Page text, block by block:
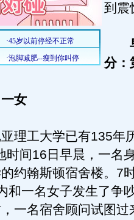
到震
分：
女
工大学已有135年
时间16日早晨，一名
约翰斯顿宿舍楼。7
和一名女子发生了争
一名宿舍顾问试图过